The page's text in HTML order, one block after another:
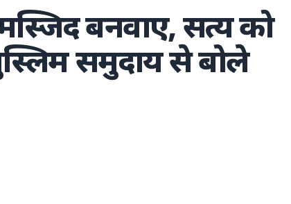
बनवाए, सत्य को
समुदाय से बोले